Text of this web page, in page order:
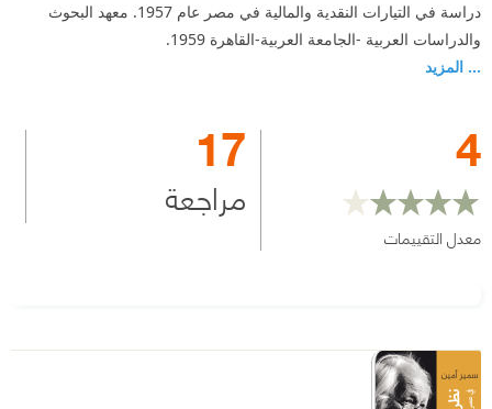
دراسة في التيارات النقدية والمالية في مصر عام 1957. معهد البحوث
والدراسات العربية -الجامعة العربية-القاهرة 1959.
... المزيد
4
معدل التقييمات
17
مراجعة